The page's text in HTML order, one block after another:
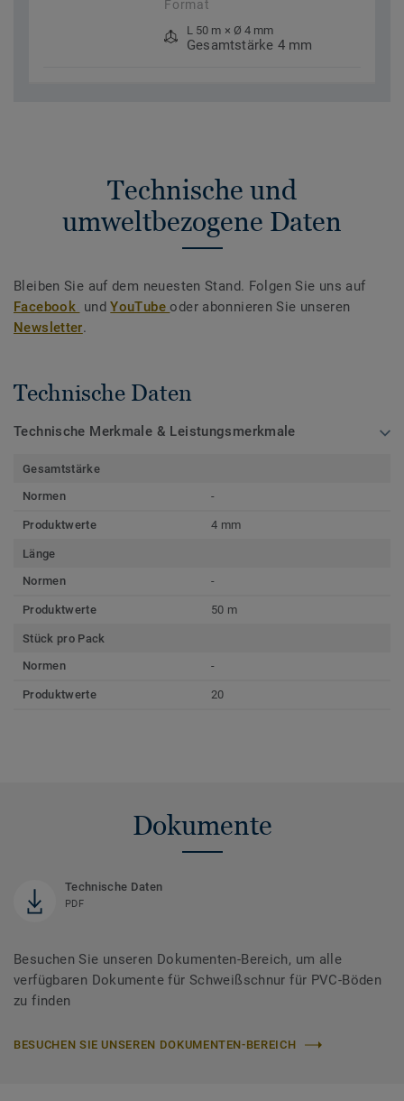
Format
L 50 m × Ø 4 mm
Gesamtstärke 4 mm
Technische und
umweltbezogene Daten
Bleiben Sie auf dem neuesten Stand. Folgen Sie uns auf
Facebook undYouTubeoder abonnieren Sie unseren
Newsletter.
Technische Daten
Technische Merkmale & Leistungsmerkmale
Gesamtstärke
Normen
-
Produktwerte 4 mm
Länge
Normen
-
Produktwerte 50 m
Stück pro Pack
Normen
-
Produktwerte 20
Dokumente
Technische Daten
PDF
Besuchen Sie unseren Dokumenten-Bereich, um alle
verfügbaren Dokumente für Schweißschnur für PVC-Böden
zu finden
BESUCHEN SIE UNSEREN DOKUMENTEN-BEREICH